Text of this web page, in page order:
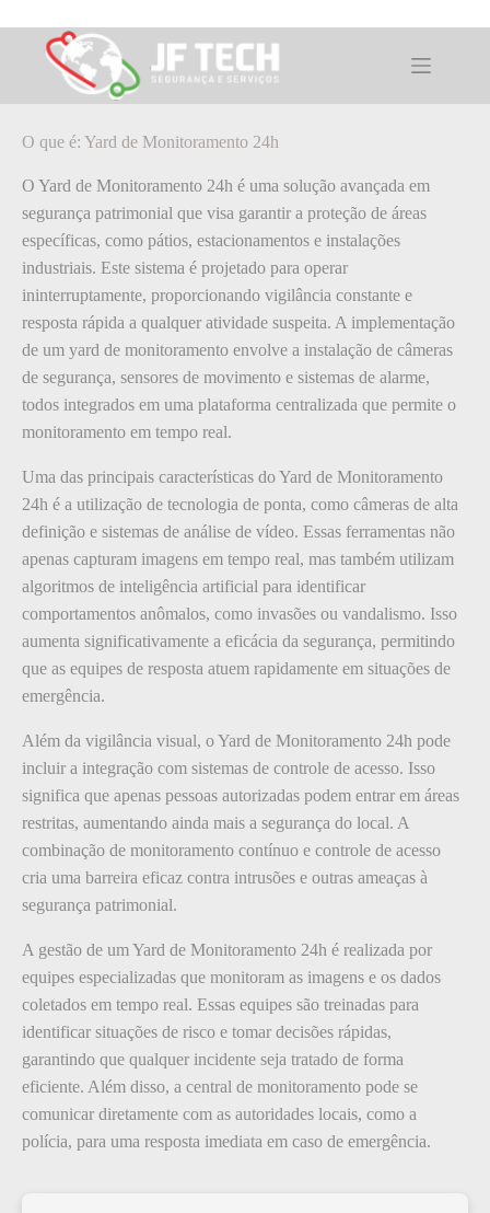
para
conteúdoO que é: Yard de Monitoramento 24h
O que é: Yard de Monitoramento 24h
O Yard de Monitoramento 24h é uma solução avançada em
segurança patrimonial que visa garantir a proteção de áreas
específicas, como pátios, estacionamentos e instalações
industriais. Este sistema é projetado para operar
ininterruptamente, proporcionando vigilância constante e
resposta rápida a qualquer atividade suspeita. A implementação
de um yard de monitoramento envolve a instalação de câmeras
de segurança, sensores de movimento e sistemas de alarme,
todos integrados em uma plataforma centralizada que permite o
monitoramento em tempo real.
Uma das principais características do Yard de Monitoramento
24h é a utilização de tecnologia de ponta, como câmeras de alta
definição e sistemas de análise de vídeo. Essas ferramentas não
apenas capturam imagens em tempo real, mas também utilizam
algoritmos de inteligência artificial para identificar
comportamentos anômalos, como invasões ou vandalismo. Isso
aumenta significativamente a eficácia da segurança, permitindo
que as equipes de resposta atuem rapidamente em situações de
emergência.
Além da vigilância visual, o Yard de Monitoramento 24h pode
incluir a integração com sistemas de controle de acesso. Isso
significa que apenas pessoas autorizadas podem entrar em áreas
restritas, aumentando ainda mais a segurança do local. A
combinação de monitoramento contínuo e controle de acesso
cria uma barreira eficaz contra intrusões e outras ameaças à
segurança patrimonial.
A gestão de um Yard de Monitoramento 24h é realizada por
equipes especializadas que monitoram as imagens e os dados
coletados em tempo real. Essas equipes são treinadas para
identificar situações de risco e tomar decisões rápidas,
garantindo que qualquer incidente seja tratado de forma
eficiente. Além disso, a central de monitoramento pode se
comunicar diretamente com as autoridades locais, como a
polícia, para uma resposta imediata em caso de emergência.